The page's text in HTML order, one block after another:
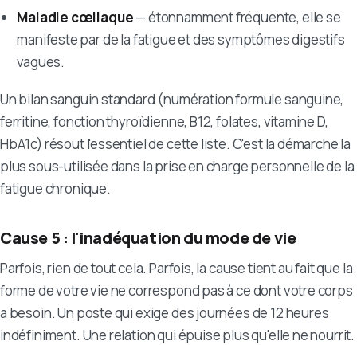
Maladie cœliaque— étonnamment fréquente, elle se
manifeste par de la fatigue et des symptômes digestifs
vagues.
Un bilan sanguin standard (numération formule sanguine,
ferritine, fonction thyroïdienne, B12, folates, vitamine D,
HbA1c) résout l'essentiel de cette liste. C'est la démarche la
plus sous-utilisée dans la prise en charge personnelle de la
fatigue chronique.
Cause 5 : l'inadéquation du mode de vie
Parfois, rien de tout cela. Parfois, la cause tient au fait que la
forme de votre vie ne correspond pas à ce dont votre corps
a besoin. Un poste qui exige des journées de 12 heures
indéfiniment. Une relation qui épuise plus qu'elle ne nourrit.